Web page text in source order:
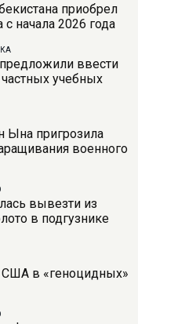
приобрел
с начала 2026 года
ввести
учебных
Ына пригрозила
военного
вывезти из
в подгузнике
США в «геноцидных»